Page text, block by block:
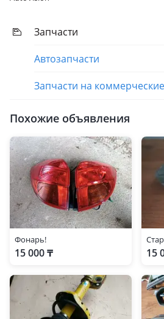
Запчасти
Автозапчасти
Запчасти на коммерческие
Похожие объявления
Фонарь!
15 000 ₸ 15